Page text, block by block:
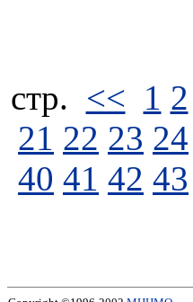
стp. << 1 2
21 22 23 24
40 41 42 43